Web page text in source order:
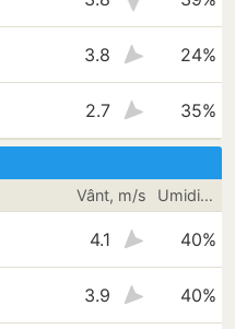
3.8 24%
2.7 35%
Vânt, m/s Umiditate
4.1 40%
3.9 40%